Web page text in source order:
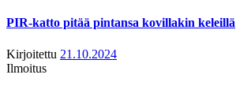
PIR-katto pitää pintansa kovillakin keleillä
Kirjoitettu 21.10.2024
Ilmoitus